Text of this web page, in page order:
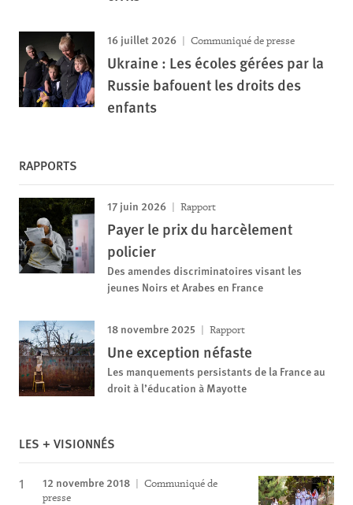
16 juillet 2026 Communiqué de presse
Ukraine : Les écoles gérées par la
Russie bafouent les droits des
enfants
RAPPORTS
17 juin 2026 Rapport
Payer le prix du harcèlement
policier
Des amendes discriminatoires visant les
jeunes Noirs et Arabes en France
18 novembre 2025 Rapport
Une exception néfaste
Les manquements persistants de la France au
droit à l’éducation à Mayotte
LES + VISIONNÉS
12 novembre 2018
Communiqué de
presse